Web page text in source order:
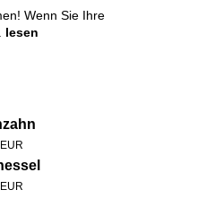
Wenn Sie Ihre
lesen